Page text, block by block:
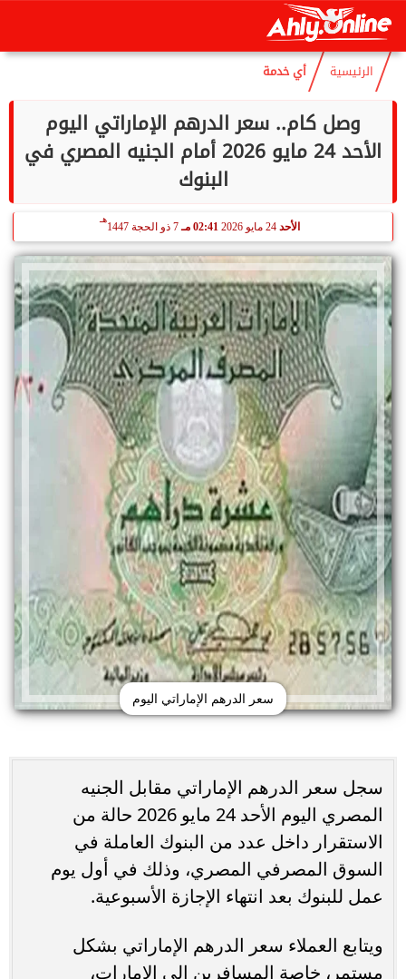
السبت
الرئيسية أي خدمة
وصل كام.. سعر الدرهم الإماراتي اليوم
الأحد 24 مايو 2026 أمام الجنيه المصري في
البنوك
الأحد 24 مايو 2026 02:41 مـ 7 ذو الحجة 1447
هـ
سعر الدرهم الإماراتي اليوم
سجل سعر الدرهم الإماراتي مقابل الجنيه
المصري اليوم الأحد 24 مايو 2026 حالة من
الاستقرار داخل عدد من البنوك العاملة في
السوق المصرفي المصري، وذلك في أول يوم
عمل للبنوك بعد انتهاء الإجازة الأسبوعية.
ويتابع العملاء سعر الدرهم الإماراتي بشكل
مستمر، خاصة المسافرين إلى الإمارات،